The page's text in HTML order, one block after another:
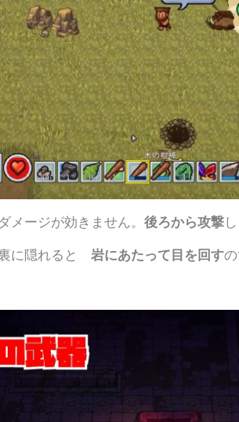
メージが効きません。 後ろから攻撃し
に隠れると 岩にあたって目を回す